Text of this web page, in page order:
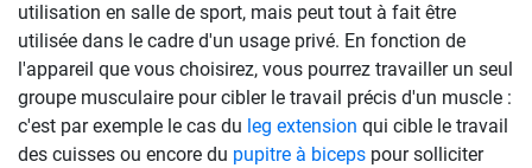
utilisation en salle de sport, mais peut tout à fait être
utilisée dans le cadre d'un usage privé. En fonction de
l'appareil que vous choisirez, vous pourrez travailler un seul
groupe musculaire pour cibler le travail précis d'un muscle :
c'est par exemple le cas du leg extension qui cible le travail
des cuisses ou encore du pupitre à biceps pour solliciter